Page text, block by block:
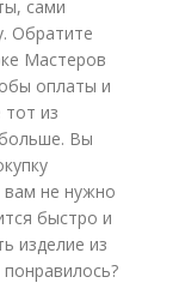
сами
Обратите
Мастеров
оплаты и
из
Вы
вам не нужно
быстро и
изделие из